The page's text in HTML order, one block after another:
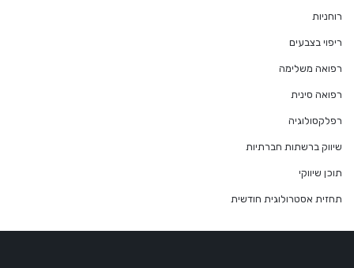
רוחניות
ריפוי בצבעים
רפואה משלימה
רפואה סינית
רפלקסולוגיה
שיווק ברשתות חברתיות
תוכן שיווקי
תחזית אסטרולוגית חודשית